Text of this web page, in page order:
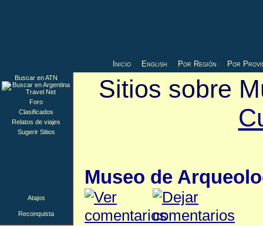
Inicio English Por Región Por
Sitios sobre
Museo de
Buscar en ATN
Foro
Clasificados
Relatos de viajes
Sugerir Sitios
Atajos
Reconquista